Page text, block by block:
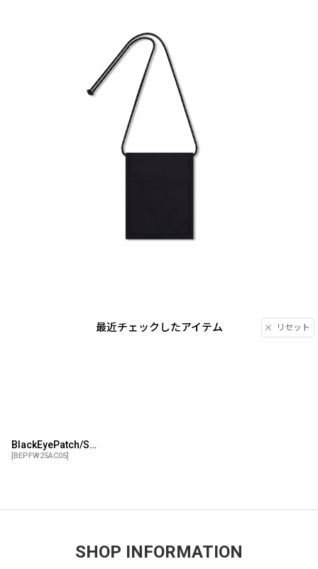
最近チェックしたアイテム リセット
BlackEyePatch/SMALL OG DOLLAR BILL NECK POUCH（BLACK）
[BEPFW25AC05]
SHOP INFORMATION